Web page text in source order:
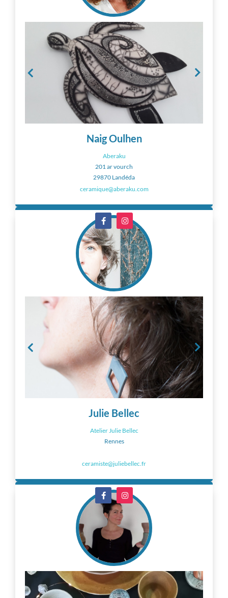
Naig Oulhen
Aberaku
201 ar vourch
29870 Landéda
ceramique@aberaku.com
Julie Bellec
Atelier Julie Bellec
Rennes
ceramiste@juliebellec.fr